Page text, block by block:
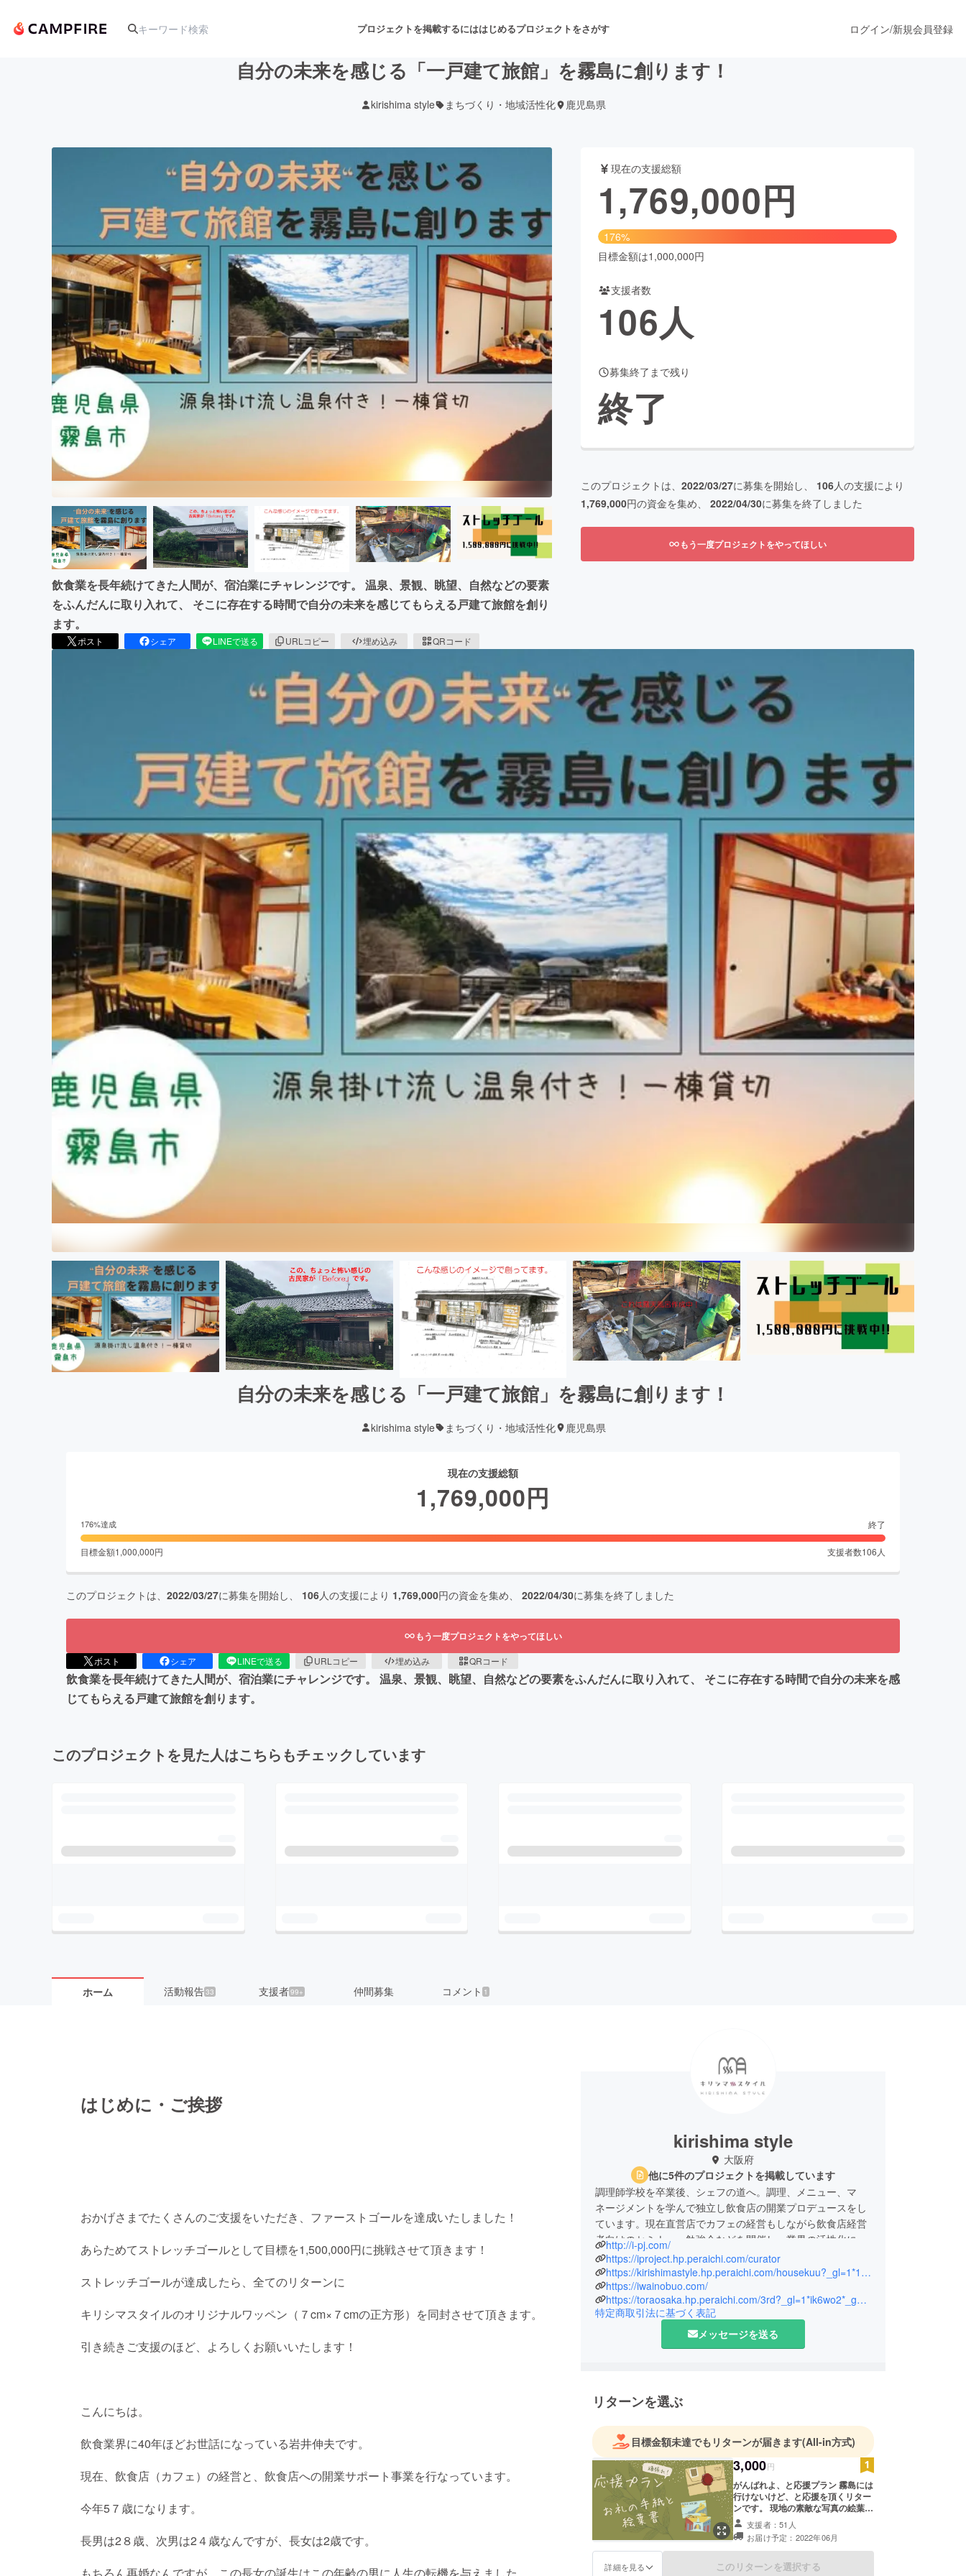
プロジェクトを掲載するにははじめるプロジェクトをさがす
アート・写真 音楽 舞台・パフォーマンス
テクノロジー・ガジェット ゲーム・サービス開発 フード・飲食店 ファッション
映像・映画 書籍・雑誌出版 アニメ・漫画
ビジネス・起業 チャレンジ ビューティー・ヘルスケア
まちづくり・地域活性化
CAMPFIRE for Social GoodCAMPFIRE Creation
CAMPFIREふるさと納税
ログイン/新規会員登録
自分の未来を感じる「一戸建て旅館」を霧島に創ります！
kirishima style まちづくり・地域活性化 鹿児島県
飲食業を長年続けてきた人間が、宿泊業にチャレンジです。 温泉、景観、眺望、自然などの要素
をふんだんに取り入れて、 そこに存在する時間で自分の未来を感じてもらえる戸建て旅館を創り
ます。
ポスト シェア LINEで送る URLコピー 埋め込み QRコード
現在の支援総額
1,769,000円
176%
目標金額は1,000,000円
支援者数
106人
募集終了まで残り
終了
このプロジェクトは、 2022/03/27に募集を開始し、 106人の支援により
1,769,000円の資金を集め、 2022/04/30に募集を終了しました
もう一度プロジェクトをやってほしい
自分の未来を感じる「一戸建て旅館」を霧島に創ります！
kirishima style まちづくり・地域活性化 鹿児島県
現在の支援総額
1,769,000円
176%達成 終了
目標金額1,000,000円 支援者数106 人
このプロジェクトは、 2022/03/27に募集を開始し、 106人の支援により 1,769,000円の資金を集め、 2022/04/30に募集を終了しました
もう一度プロジェクトをやってほしい
ポスト シェア LINEで送る URLコピー 埋め込み QRコード
飲食業を長年続けてきた人間が、宿泊業にチャレンジです。 温泉、景観、眺望、自然などの要素をふんだんに取り入れて、 そこに存在する時間で自分の未来を感
じてもらえる戸建て旅館を創ります。
このプロジェクトを見た人はこちらもチェックしています
ホーム 活動報告33 支援者99+ 仲間募集 コメント 1
はじめに・ご挨拶
おかげさまでたくさんのご支援をいただき、ファーストゴールを達成いたしました！
あらためてストレッチゴールとして目標を1,500,000円に挑戦させて頂きます！
ストレッチゴールが達成したら、全てのリターンに
キリシマスタイルのオリジナルワッペン（７cm×７cmの正方形）を同封させて頂きます。
引き続きご支援のほど、よろしくお願いいたします！
こんにちは。
飲食業界に40年ほどお世話になっている岩井伸夫です。
現在、飲食店（カフェ）の経営と、飲食店への開業サポート事業を行なっています。
今年5７歳になります。
長男は2８歳、次男は2４歳なんですが、長女は2歳です。
もちろん再婚なんですが、この長女の誕生はこの年齢の男に人生の転機を与えました。
kirishima style
大阪府
他に5件のプロジェクトを掲載しています
調理師学校を卒業後、シェフの道へ。調理、メニュー、マ
ネージメントを学んで独立し飲食店の開業プロデュースをし
ています。現在直営店でカフェの経営もしながら飲食店経営
者向けのセミナー、勉強会などを開催し、業界の活性化に注
力しています。コロナがきっかけでハイブリッドワークとし
て大阪と鹿児島を行き来しています。現在は観光業にも取り
組みながらcampfireの公式キュレーターも務めています。
http://i-pj.com/
https://iproject.hp.peraichi.com/curator
https://kirishimastyle.hp.peraichi.com/housekuu?_gl=1*1r80v2w*_gcl_au*MjAwNDM1MjIxMC4xNzE5NDA4MDI4&_ga=2.69237584.1917676733.1726469824-1457205652.1662425314
https://iwainobuo.com/
https://toraosaka.hp.peraichi.com/3rd?_gl=1*ik6wo2*_gcl_au*MjAwNDM1MjIxMC4xNzE5NDA4MDI4&_ga=2.140065651.1917676733.1726469824-1457205652.1662425314
特定商取引法に基づく表記
メッセージを送る
リターンを選ぶ
目標金額未達でもリターンが届きます(All-in方式)
3,000円
がんばれよ、と応援プラン 霧島には
行けないけど、と応援を頂くリター
ンです。 現地の素敵な写真の絵葉書
をお送りします。 もちろん、自分た
ちで撮った写真を使います。
支援者：51人
お届け予定：2022年06月
詳細を見る このリターンを選択する